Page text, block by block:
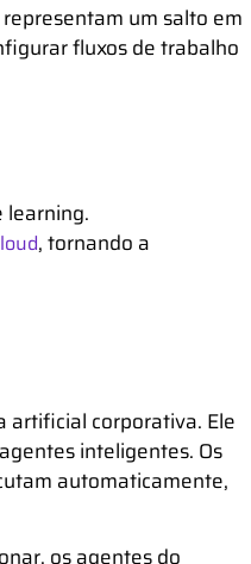
representam um salto em
fluxos de trabalho
learning.
, tornando a
artificial corporativa. Ele
inteligentes. Os
automaticamente,
os agentes do